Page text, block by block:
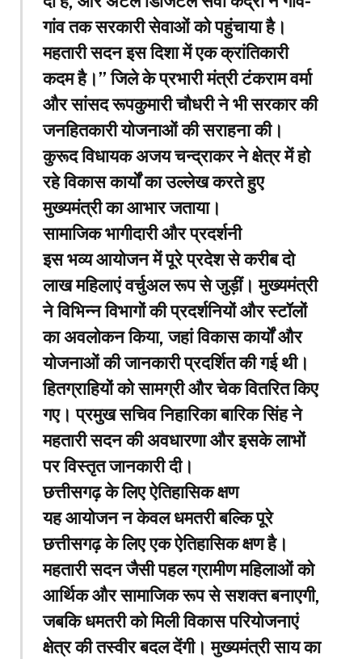
गांव तक सरकारी सेवाओं को पहुंचाया है।
महतारी सदन इस दिशा में एक क्रांतिकारी
कदम है।” जिले के प्रभारी मंत्री टंकराम वर्मा
और सांसद रूपकुमारी चौधरी ने भी सरकार की
जनहितकारी योजनाओं की सराहना की।
कुरूद विधायक अजय चन्द्राकर ने क्षेत्र में हो
रहे विकास कार्यों का उल्लेख करते हुए
मुख्यमंत्री का आभार जताया।
सामाजिक भागीदारी और प्रदर्शनी
इस भव्य आयोजन में पूरे प्रदेश से करीब दो
लाख महिलाएं वर्चुअल रूप से जुड़ीं। मुख्यमंत्री
ने विभिन्न विभागों की प्रदर्शनियों और स्टॉलों
का अवलोकन किया, जहां विकास कार्यों और
योजनाओं की जानकारी प्रदर्शित की गई थी।
हितग्राहियों को सामग्री और चेक वितरित किए
गए। प्रमुख सचिव निहारिका बारिक सिंह ने
महतारी सदन की अवधारणा और इसके लाभों
पर विस्तृत जानकारी दी।
छत्तीसगढ़ के लिए ऐतिहासिक क्षण
यह आयोजन न केवल धमतरी बल्कि पूरे
छत्तीसगढ़ के लिए एक ऐतिहासिक क्षण है।
महतारी सदन जैसी पहल ग्रामीण महिलाओं को
आर्थिक और सामाजिक रूप से सशक्त बनाएगी,
जबकि धमतरी को मिली विकास परियोजनाएं
क्षेत्र की तस्वीर बदल देंगी। मुख्यमंत्री साय का